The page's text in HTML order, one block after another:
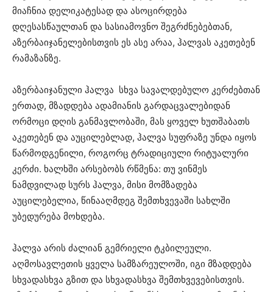
მიაჩნია დელიკატესად და ასოცირდება
დღესასწაულთან და სასიამოვნო შეგრძნებებთან,
აზერბაიჯანელებისთვის ეს ასე არაა, ჰალვას აკეთებენ
რამაზანზე.
აზერბაიჯანული ჰალვა სხვა სავალდებულო კერძებთან
ერთად, მზადდება ადამიანის გარდაცვალებიდან
ორმოცი დღის განმავლობაში, მას ყოველ ხუთშაბათს
აკეთებენ და აუცილებლად, ჰალვა სუფრაზე უნდა იყოს
წარმოდგენილი, როგორც ტრადიციული რიტუალური
კერძი. ხალხში არსებობს რწმენა: თუ ვინმეს
ნამდვილად სურს ჰალვა, მისი მომზადება
აუცილებელია, წინააღმდეგ შემთხვევაში სახლში
უბედურება მოხდება.
ჰალვა არის ძალიან გემრიელი ტკბილეული.
აღმოსავლეთის ყველა სამზარეულოში, იგი მზადდება
სხვადასხვა გზით და სხვადასხვა შემთხვევებისთვის.